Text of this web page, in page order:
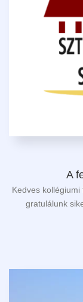
A
Kedves
gratulálunk